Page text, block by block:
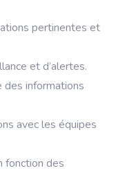
pertinentes et
et d’alertes.
informations
avec les équipes
fonction des